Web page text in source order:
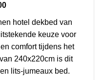
hotel dekbed van
keuze voor
comfort tijdens het
240x220cm is dit
lits-jumeaux bed.